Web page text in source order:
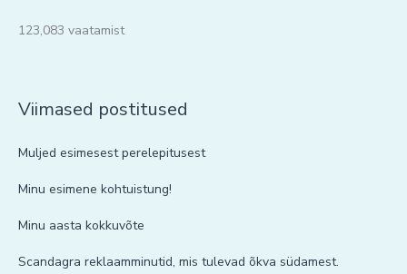
123,083 vaatamist
Viimased postitused
Muljed esimesest perelepitusest
Minu esimene kohtuistung!
Minu aasta kokkuvõte
Scandagra reklaamminutid, mis tulevad õkva südamest.